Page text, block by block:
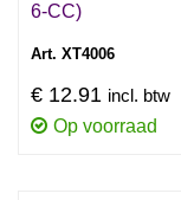
6-CC)
Art. XT4006
€ 12.91 incl. btw
Op voorraad